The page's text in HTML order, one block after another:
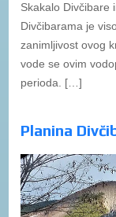
Skakalo Divčibare
Divčibarama je
zanimljivost ovog
vode se ovim
perioda. […]
Planina